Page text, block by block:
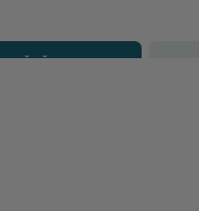
comanda în doar 1–5 zile